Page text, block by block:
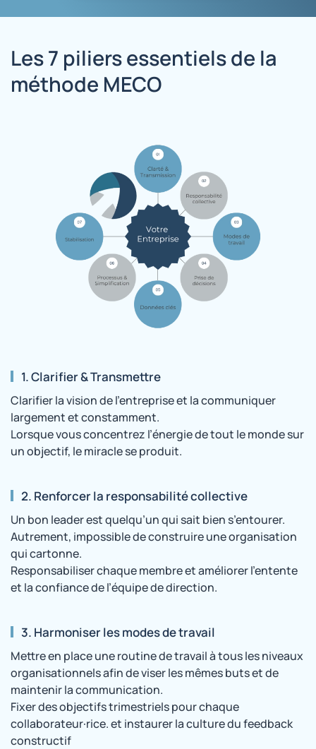
Les 7 piliers essentiels de la
méthode MECO
1. Clarifier & Transmettre
Clarifier la vision de l’entreprise et la communiquer
largement et constamment.
Lorsque vous concentrez l’énergie de tout le monde sur
un objectif, le miracle se produit.
2. Renforcer la responsabilité collective
Un bon leader est quelqu’un qui sait bien s’entourer.
Autrement, impossible de construire une organisation
qui cartonne.
Responsabiliser chaque membre et améliorer l’entente
et la confiance de l’équipe de direction.
3. Harmoniser les modes de travail
Mettre en place une routine de travail à tous les niveaux
organisationnels afin de viser les mêmes buts et de
maintenir la communication.
Fixer des objectifs trimestriels pour chaque
collaborateur·rice. et instaurer la culture du feedback
constructif